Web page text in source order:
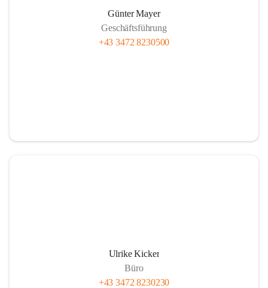
Günter Mayer
Geschäftsführung
+43 3472 8230500
Ulrike Kicker
Büro
+43 3472 8230230